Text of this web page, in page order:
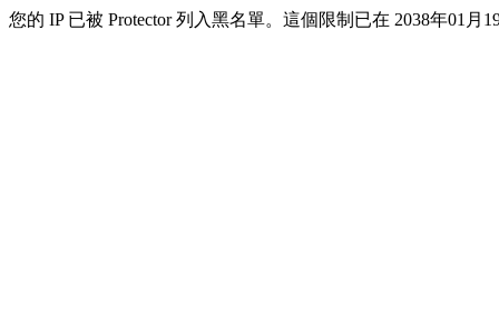
您的 IP 已被 Protector 列入黑名單。這個限制已在 2038年01月